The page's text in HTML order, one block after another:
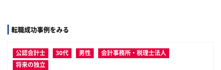
転職成功事例をみる
公認会計士 30代 男性
会計事務所・税理士法人
将来の独立